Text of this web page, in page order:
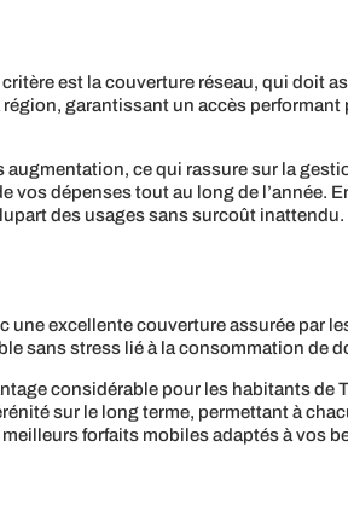
est la couverture réseau, qui doit
garantissant un accès performant
augmentation, ce qui rassure sur la
vos dépenses tout au long de l’année.
des usages sans surcoût inattendu.
excellente couverture assurée par
sans stress lié à la consommation de
considérable pour les habitants de
sur le long terme, permettant à
forfaits mobiles adaptés à vos